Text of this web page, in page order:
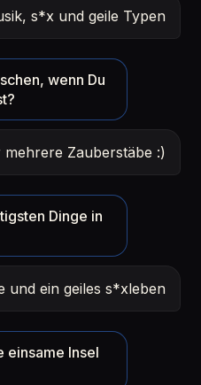
s*x und geile Typen
wenn Du
mehrere Zauberstäbe :)
Dinge in
und ein geiles s*xleben
einsame Insel